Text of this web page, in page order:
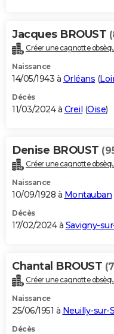
Jacques BROUST
Créer une cagnotte
Naissance
14/05/1943 à Orléans (
Décès
11/03/2024 à Creil (Oise)
Denise BROUST
Créer une cagnotte
Naissance
10/09/1928 à Montauban
Décès
17/02/2024 à Savigny-
Chantal BROUST
Créer une cagnotte
Naissance
25/06/1951 à Neuilly-sur-
Décès